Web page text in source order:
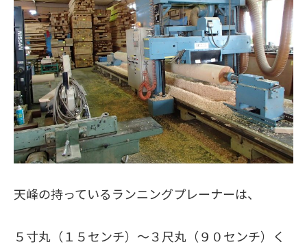
天峰の持っているランニングプレーナーは、
５寸丸（１５センチ）～３尺丸（９０センチ）く